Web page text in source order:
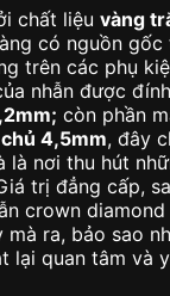
chất liệu vàng
có nguồn gốc
trên các phụ
nhẫn được đính
còn phần
4,5mm, đây
là nơi thu hút
trị đẳng cấp,
crown
mà ra, bảo sao
lại quan tâm và